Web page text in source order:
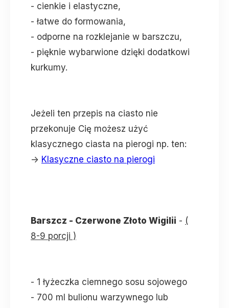
- cienkie i elastyczne,
- łatwe do formowania,
- odporne na rozklejanie w barszczu,
- pięknie wybarwione dzięki dodatkowi
kurkumy.
Jeżeli ten przepis na ciasto nie
przekonuje Cię możesz użyć
klasycznego ciasta na pierogi np. ten:
-> Klasyczne ciasto na pierogi
Barszcz - Czerwone Złoto Wigilii - (
8-9 porcji )
- 1 łyżeczka ciemnego sosu sojowego
- 700 ml bulionu warzywnego lub